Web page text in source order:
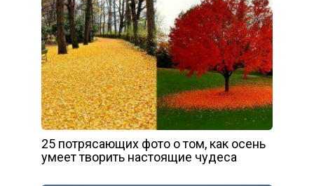
25 потрясающих фото о том, как осень
умеет творить настоящие чудеса